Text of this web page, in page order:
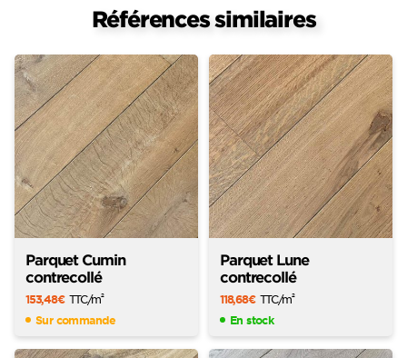
Références similaires
Parquet Cumin
contrecollé
153,48€ TTC/m2
Sur commande
Parquet Lune
contrecollé
118,68€ TTC/m2
En stock